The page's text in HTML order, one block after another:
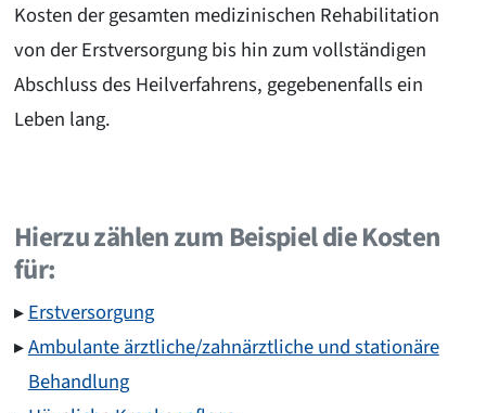
Kosten der gesamten medizinischen Rehabilitation
von der Erstversorgung bis hin zum vollständigen
Abschluss des Heilverfahrens, gegebenenfalls ein
Leben lang.
Hierzu zählen zum Beispiel die Kosten
für:
Erstversorgung
Ambulante ärztliche/zahnärztliche und stationäre
Behandlung